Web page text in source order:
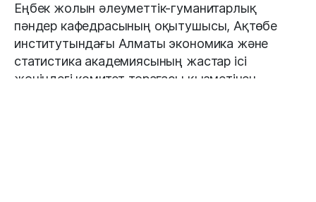
Еңбек жолын әлеуметтік-гуманитарлық
пәндер кафедрасының оқытушысы, Ақтөбе
институтындағы Алматы экономика және
статистика академиясының жастар ісі
жөніндегі комитет төрағасы қызметінен